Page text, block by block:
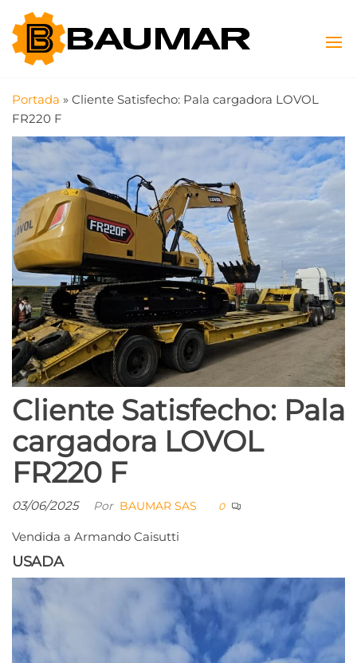
Saltar
contenido
Portada » Cliente Satisfecho: Pala cargadora LOVOL
FR220 F
Cliente Satisfecho: Pala
cargadora LOVOL
FR220 F
03/06/2025 Por BAUMAR SAS 0
Vendida a Armando Caisutti
USADA